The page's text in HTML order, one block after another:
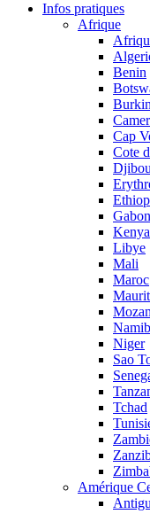
Infos pratiques
Afrique
Benin
Cap
Cote
Gabon
Kenya
Libye
Mali
Maroc
Niger
Sao
Tchad
Amérique